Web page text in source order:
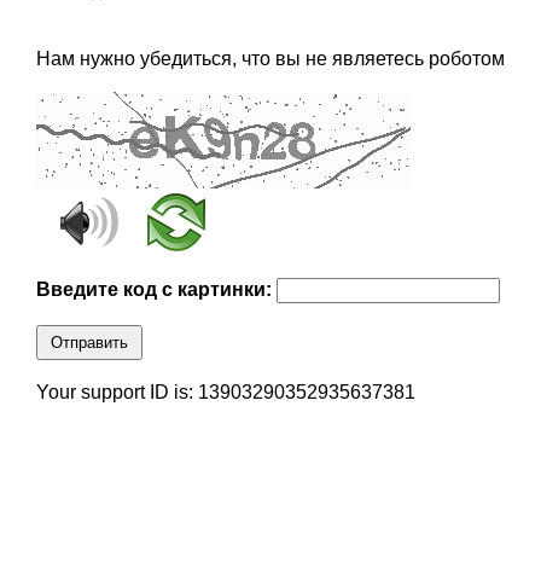
Нам нужно убедиться, что вы не являетесь роботом
Введите код с картинки:
Отправить
Your support ID is: 13903290352935637381